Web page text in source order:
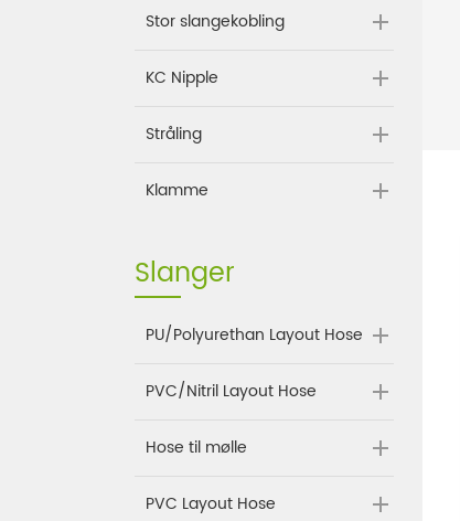
Stor slangekobling
KC Nipple
Stråling
Klamme
Slanger
PU/Polyurethan Layout Hose
PVC/Nitril Layout Hose
Hose til mølle
PVC Layout Hose